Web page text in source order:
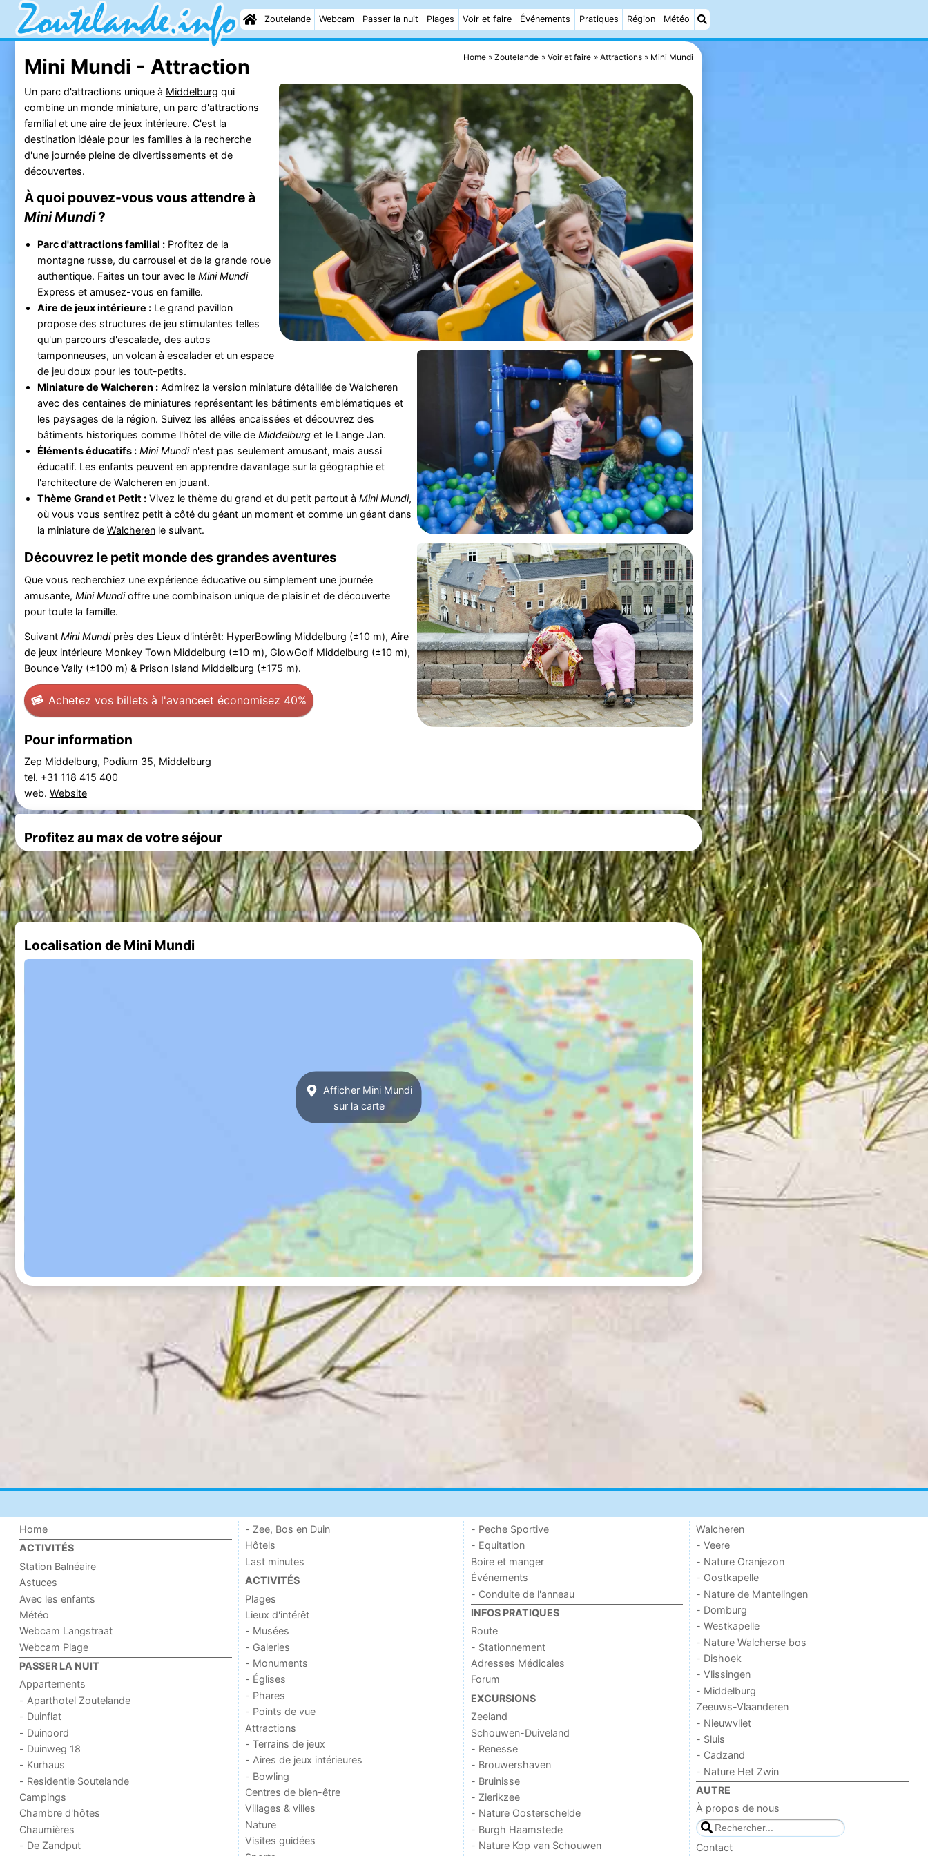
Zoutelande Webcam Passer la nuit Plages Voir et faire Événements Pratiques Région Météo
Home Zoutelande Voir et faire Attractions Mini Mundi
Mini Mundi - Attraction
Un parc d'attractions unique à Middelburg qui
combine un monde miniature, un parc d'attractions
familial et une aire de jeux intérieure. C'est la
destination idéale pour les familles à la recherche
d'une journée pleine de divertissements et de
découvertes.
À quoi pouvez-vous vous attendre à
Mini Mundi?
Parc d'attractions familial :Profitez de la
montagne russe, du carrousel et de la grande roue
authentique. Faites un tour avec le Mini Mundi
Express et amusez-vous en famille.
Aire de jeux intérieure :Le grand pavillon
propose des structures de jeu stimulantes telles
qu'un parcours d'escalade, des autos
tamponneuses, un volcan à escalader et un espace
de jeu doux pour les tout-petits.
Miniature de Walcheren :Admirez la version miniature détaillée de Walcheren
avec des centaines de miniatures représentant les bâtiments emblématiques et
les paysages de la région. Suivez les allées encaissées et découvrez des
bâtiments historiques comme l'hôtel de ville de Middelburget le Lange Jan.
Éléments éducatifs : Mini Mundin'est pas seulement amusant, mais aussi
éducatif. Les enfants peuvent en apprendre davantage sur la géographie et
l'architecture de Walcherenen jouant.
Thème Grand et Petit :Vivez le thème du grand et du petit partout à Mini Mundi,
où vous vous sentirez petit à côté du géant un moment et comme un géant dans
la miniature de Walcherenle suivant.
Découvrez le petit monde des grandes aventures
Que vous recherchiez une expérience éducative ou simplement une journée
amusante, Mini Mundioffre une combinaison unique de plaisir et de découverte
pour toute la famille.
Suivant Mini Mundiprès des Lieux d'intérêt: HyperBowling Middelburg (±10 m), Aire
de jeux intérieure Monkey Town Middelburg (±10 m), GlowGolf Middelburg (±10 m),
Bounce Vally(±100 m) & Prison Island Middelburg (±175 m).
Achetez vos billets à l'avanceet économisez 40%
Pour information
Zep Middelburg, Podium 35, Middelburg
tel. +31 118 415 400
web. Website
Profitez au max de votre séjour
Localisation de Mini Mundi
Afficher Mini Mundi
sur la carte
Home
ACTIVITÉS
Station Balnéaire
Astuces
Avec les enfants
Météo
Webcam Langstraat
Webcam Plage
PASSER LA NUIT
Appartements
- Aparthotel Zoutelande
- Duinflat
- Duinoord
- Duinweg 18
- Kurhaus
- Residentie Soutelande
Campings
Chambre d'hôtes
Chaumières
- De Zandput
- Zee, Bos en Duin
Hôtels
Last minutes
ACTIVITÉS
Plages
Lieux d'intérêt
- Musées
- Galeries
- Monuments
- Églises
- Phares
- Points de vue
Attractions
- Terrains de jeux
- Aires de jeux intérieures
- Bowling
Centres de bien-être
Villages & villes
Nature
Visites guidées
- Peche Sportive
- Equitation
Boire et manger
Événements
- Conduite de l'anneau
INFOS PRATIQUES
Route
- Stationnement
Adresses Médicales
Forum
EXCURSIONS
Zeeland
Schouwen-Duiveland
- Renesse
- Brouwershaven
- Bruinisse
- Zierikzee
- Nature Oosterschelde
- Burgh Haamstede
- Nature Kop van Schouwen
Walcheren
- Veere
- Nature Oranjezon
- Oostkapelle
- Nature de Mantelingen
- Domburg
- Westkapelle
- Nature Walcherse bos
- Dishoek
- Vlissingen
- Middelburg
Zeeuws-Vlaanderen
- Nieuwvliet
- Sluis
- Cadzand
- Nature Het Zwin
AUTRE
À propos de nous
Contact